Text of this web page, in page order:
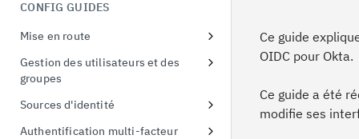
menaces liées à l'identité
Démonstration de la preuve de
CONFIG GUIDES
Mise en route
S'inscrire à un essai gratuit
Premier accès à l'instance d'essai
Connecter un exemple
d'application
Gestion des utilisateurs et des
groupes
Configurer les politiques de mot
Sources d'identité
Utiliser les fournisseurs sociaux
Authentification multi-facteur
Ce guide
OIDC pour Okta.
Ce guide a été
modifie ses